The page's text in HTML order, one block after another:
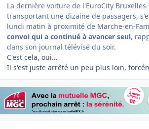
La dernière voiture de l'EuroCity
transportant une dizaine de passagers,
lundi matin à proximité de Marche-en-
convoi qui a continué à avancer seul,
dans son journal télévisé du soir.
C'est cela, oui...
Il s'est juste arrêté un peu plus loin,